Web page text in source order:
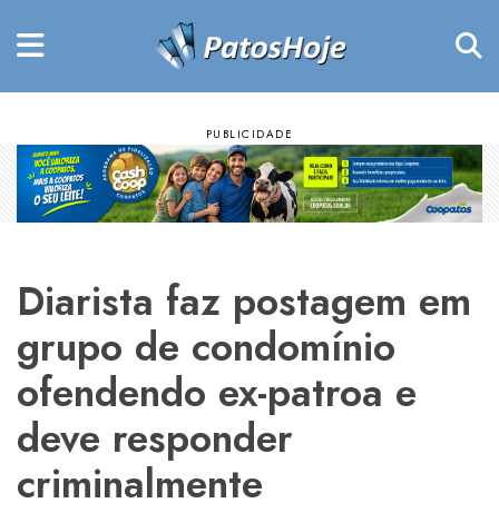
Diarista faz postagem em
grupo de condomínio
ofendendo ex-patroa e
deve responder
criminalmente